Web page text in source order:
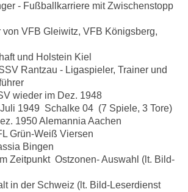
- Fußballkarriere mit Zwischenstopp
VFB Gleiwitz, VFB Königsberg,
und Holstein Kiel
Rantzau - Ligaspieler, Trainer und
wieder im Dez. 1948
1949 Schalke 04 (7 Spiele, 3 Tore)
1950 Alemannia Aachen
Grün-Weiß Viersen
Bingen
Zeitpunkt Ostzonen- Auswahl (lt. Bild-
in der Schweiz (lt. Bild-Leserdienst